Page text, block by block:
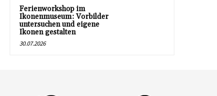
Ferienworkshop im
Ikonenmuseum: Vorbilder
untersuchen und eigene
Ikonen gestalten
30.07.2026